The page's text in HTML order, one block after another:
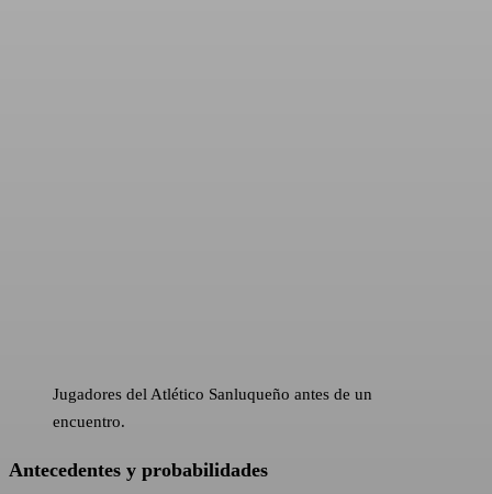
Jugadores del Atlético Sanluqueño antes de un
encuentro.
Antecedentes y probabilidades